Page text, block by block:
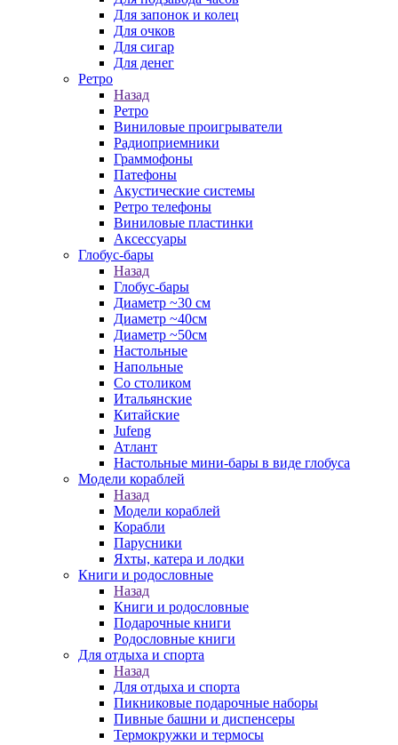
Для запонок и колец
Для очков
Для сигар
Для денег
Ретро
Назад
Ретро
Виниловые проигрыватели
Радиоприемники
Граммофоны
Патефоны
Акустические системы
Ретро телефоны
Виниловые пластинки
Аксессуары
Глобус-бары
Назад
Глобус-бары
Диаметр ~30 см
Диаметр ~40см
Диаметр ~50см
Настольные
Напольные
Со столиком
Итальянские
Китайские
Jufeng
Атлант
Настольные мини-бары в виде глобуса
Модели кораблей
Назад
Модели кораблей
Корабли
Парусники
Яхты, катера и лодки
Книги и родословные
Назад
Книги и родословные
Подарочные книги
Родословные книги
Для отдыха и спорта
Назад
Для отдыха и спорта
Пикниковые подарочные наборы
Пивные башни и диспенсеры
Термокружки и термосы